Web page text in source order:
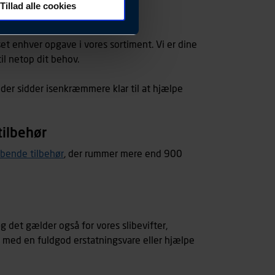
foretrukne sprog, og den
og apps med
behandles der
tidspunkt, hvad der
(computer,
af
Tillad alle cookies
enhver opgave i vores sortiment. Vi er dine
netop dit behov.
sidder isenkræmmere klar til at hjælpe
tilbehør , der rummer mere end 900
det gælder også for vores slibevifter,
en fuldgod erstatningsvare eller hjælpe